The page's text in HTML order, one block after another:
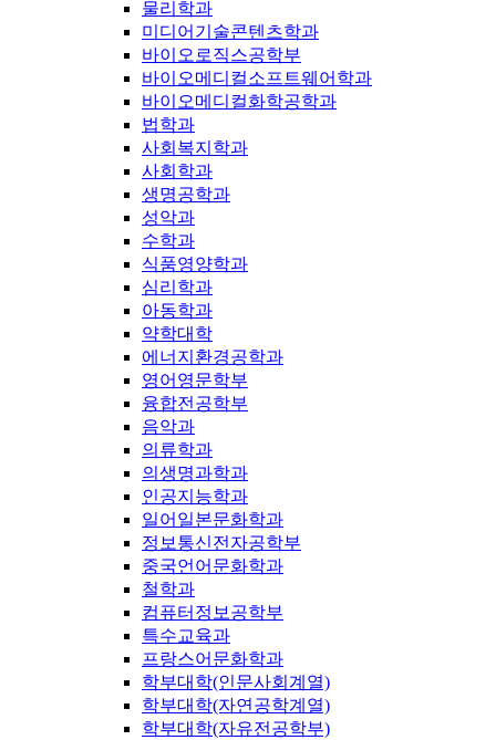
물리학과
미디어기술콘텐츠학과
바이오로직스공학부
바이오메디컬소프트웨어학과
바이오메디컬화학공학과
법학과
사회복지학과
사회학과
생명공학과
성악과
수학과
식품영양학과
심리학과
아동학과
약학대학
에너지환경공학과
영어영문학부
융합전공학부
음악과
의류학과
의생명과학과
인공지능학과
일어일본문화학과
정보통신전자공학부
중국언어문화학과
철학과
컴퓨터정보공학부
특수교육과
프랑스어문화학과
학부대학(인문사회계열)
학부대학(자연공학계열)
학부대학(자유전공학부)